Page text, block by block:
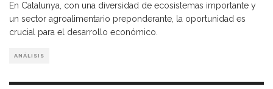
En Catalunya, con una diversidad de ecosistemas importante y
un sector agroalimentario preponderante, la oportunidad es
crucial para el desarrollo económico.
ANÁLISIS